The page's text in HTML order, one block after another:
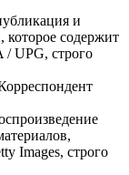
и
которое содержит
UPG, строго
Images, строго